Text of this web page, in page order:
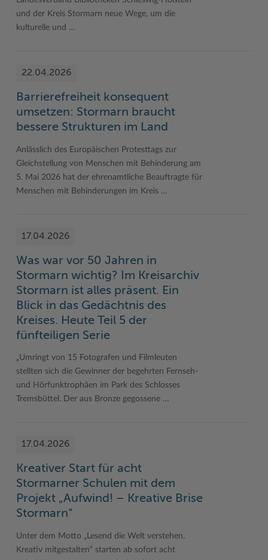
und der Kreis Stormarn neue Wege, um die
kulturelle und …
22.04.2026
Barrierefreiheit konsequent
umsetzen: Stormarn braucht
bessere Strukturen im Land
Anlässlich des Europäischen Protesttags zur
Gleichstellung von Menschen mit Behinderung am
5. Mai 2026 hat der ehrenamtliche Beauftragte für
Menschen mit Behinderungen im Kreis …
17.04.2026
Was war vor 50 Jahren in
Stormarn wichtig? Im Kreisarchiv
Stormarn ist alles präsent. Ein
Blick in das Gedächtnis des
Kreises. Heute Teil 5 der
fünfteiligen Serie
„Umringt von 15 Fotografen und Filmleuten
stellten sich die Gewinner der begehrten Fernseh-
und Hörfunktrophäen im Park des Schlosses
Tremsbüttel. Der aus Bronze gegossene …
17.04.2026
Kreativer Start für acht
Stormarner Schulen mit dem
Projekt „Aufwind! – Kreative Brise
Stormarn“
Unter dem Motto „Lesend die Welt verstehen.
Kreativ mitgestalten“ starten ab sofort acht